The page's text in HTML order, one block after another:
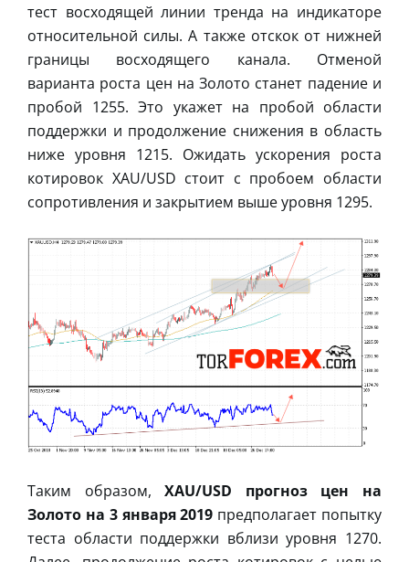
тест восходящей линии тренда на индикаторе
относительной силы. А также отскок от нижней
границы восходящего канала. Отменой
варианта роста цен на Золото станет падение и
пробой 1255. Это укажет на пробой области
поддержки и продолжение снижения в область
ниже уровня 1215. Ожидать ускорения роста
котировок XAU/USD стоит с пробоем области
сопротивления и закрытием выше уровня 1295.
Таким образом,XAU/USD прогноз цен на
Золото на 3 января 2019 предполагает попытку
теста области поддержки вблизи уровня 1270.